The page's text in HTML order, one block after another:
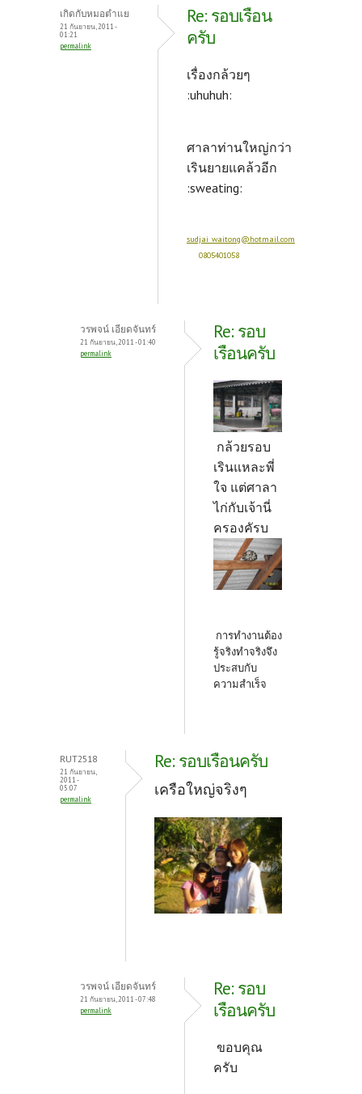
เกิดกับหมอตำแย
21 กันยายน, 2011 -
01:21
permalink
Re: รอบเรือน
ครับ
เรื่องกล้วยๆ
:uhuhuh:
ศาลาท่านใหญ่กว่า
เรินยายแคล้วอีก
:sweating:
sudjai_waitong@hotmail.com
0805401058
วรพจน์ เอียดจันทร์
21 กันยายน, 2011 - 01:40
permalink
Re: รอบ
เรือนครับ
กล้วยรอบ
เรินแหละพี่
ใจ แต่ศาลา
ไก่กับเจ้านี่
ครองคัรบ
การทำงานต้อง
รู้จริงทำจริงจึง
ประสบกับ
ความสำเร็จ
RUT2518
21 กันยายน,
2011 -
05:07
permalink
Re: รอบเรือนครับ
เครือใหญ่จริงๆ
วรพจน์ เอียดจันทร์
21 กันยายน, 2011 - 07:48
permalink
Re: รอบ
เรือนครับ
ขอบคุณ
ครับ